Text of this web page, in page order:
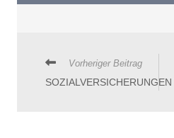
Vorheriger Beitrag
SOZIALVERSICHERUNGEN